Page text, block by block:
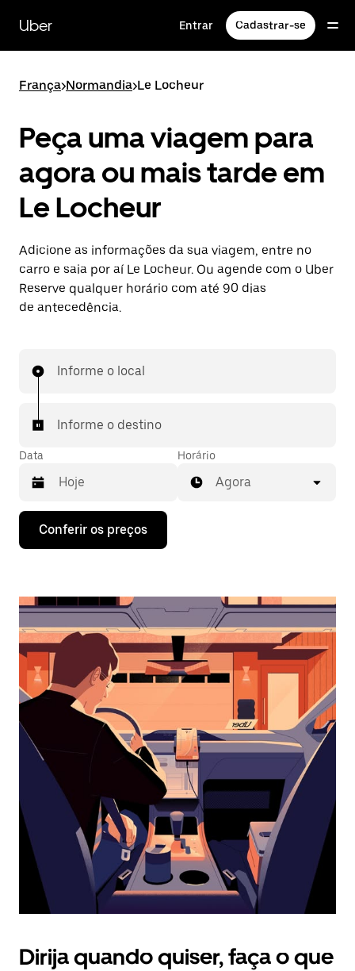
para
conteúdo
Uber Entrar Cadastrar-se
França>Normandia>Le Locheur
Peça uma viagem para
agora ou mais tarde em
Le Locheur
Adicione as informações da sua viagem, entre no
carro e saia por aí Le Locheur. Ou agende com o Uber
Reserve qualquer horário com até 90 dias
de antecedência.
Informe o local
Informe o destino
Data
Pressione
seta
interagir
o
calendário
selecionar
uma
data.
Pressione
a
tecla
“ESC”
o
calendário.
Horário
Agora
Conferir os preços
Dirija quando quiser, faça o que